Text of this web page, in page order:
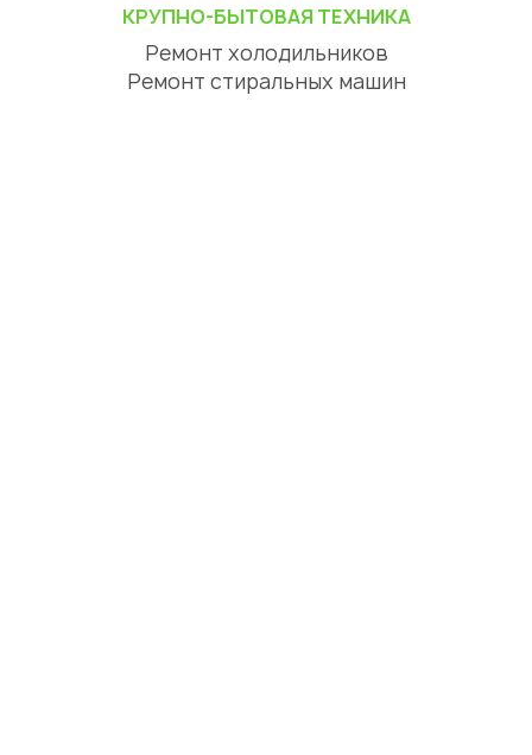
КРУПНО-БЫТОВАЯ ТЕХНИКА
Ремонт холодильников
Ремонт стиральных машин